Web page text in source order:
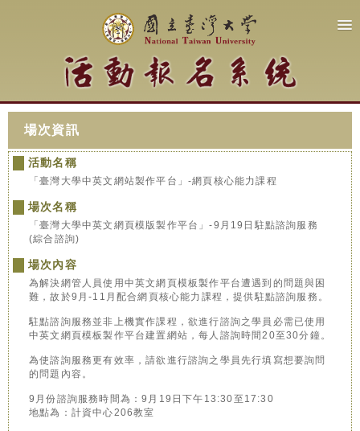
場次資訊
活動名稱
「臺灣大學中英文網站製作平台」-網頁核心能力課程
場次名稱
「臺灣大學中英文網頁模版製作平台」-9月19日駐點諮詢服務
(綜合諮詢)
場次內容
為解決網管人員使用中英文網頁模板製作平台遭遇到的問題與困
難，故於9月-11月配合網頁核心能力課程，提供駐點諮詢服務。
駐點諮詢服務並非上機實作課程，欲進行諮詢之學員必需已使用
中英文網頁模板製作平台建置網站，每人諮詢時間20至30分鐘。
為使諮詢服務更有效率，請欲進行諮詢之學員先行填寫想要詢問
的問題內容。
9月份諮詢服務時間為：9月19日下午13:30至17:30
地點為：計資中心206教室